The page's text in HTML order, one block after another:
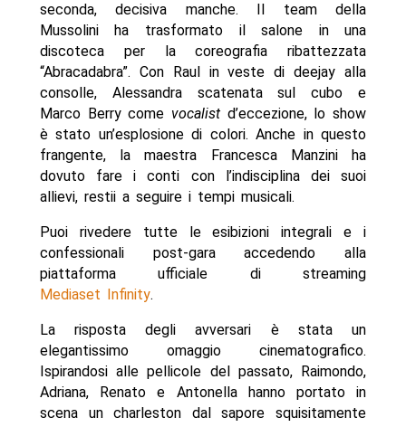
seconda, decisiva manche. Il team della
Mussolini ha trasformato il salone in una
discoteca per la coreografia ribattezzata
“Abracadabra”. Con Raul in veste di deejay alla
consolle, Alessandra scatenata sul cubo e
Marco Berry come vocalist d’eccezione, lo show
è stato un’esplosione di colori. Anche in questo
frangente, la maestra Francesca Manzini ha
dovuto fare i conti con l’indisciplina dei suoi
allievi, restii a seguire i tempi musicali.
Puoi rivedere tutte le esibizioni integrali e i
confessionali post-gara accedendo alla
piattaforma ufficiale di streaming
Mediaset Infinity.
La risposta degli avversari è stata un
elegantissimo omaggio cinematografico.
Ispirandosi alle pellicole del passato, Raimondo,
Adriana, Renato e Antonella hanno portato in
scena un charleston dal sapore squisitamente